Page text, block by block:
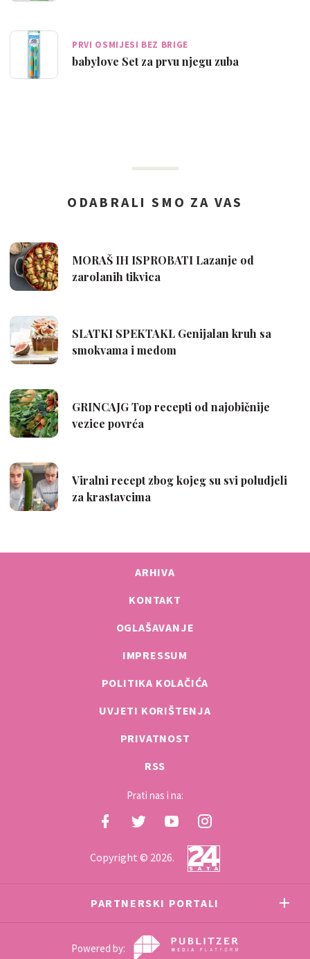
PRVI OSMIJESI BEZ BRIGE
babylove Set za prvu njegu zuba
ARHIVA
KONTAKT
OGLAŠAVANJE
IMPRESSUM
POLITIKA KOLAČIĆA
UVJETI KORIŠTENJA
PRIVATNOST
RSS
Prati nas i na:
Copyright © 2026.
PARTNERSKI PORTALI
Powered by: